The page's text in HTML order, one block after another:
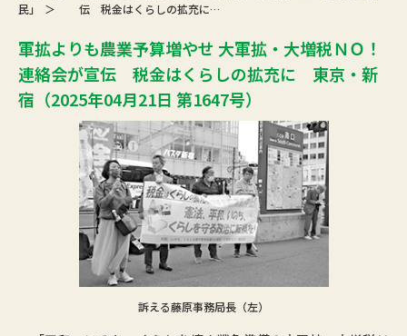
民」
伝 税金はくらしの拡充に…
軍拡よりも農業予算増やせ 大軍拡・大増税ＮＯ！
連絡会が宣伝 税金はくらしの拡充に 東京・新
宿（2025年04月21日 第1647号）
訴える藤原事務局長（左）